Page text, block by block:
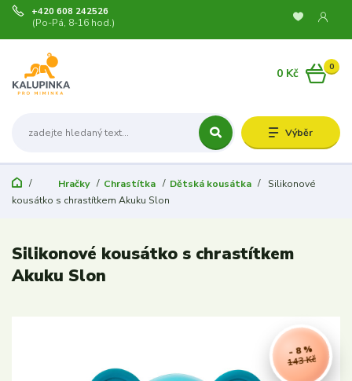
Výběr
+420 608 242526
(Po-Pá, 8-16 hod.)
0
0 Kč
Hračky Chrastítka Dětská kousátka
Silikonové
kousátko s chrastítkem Akuku Slon
Silikonové kousátko s chrastítkem
Akuku Slon
143 Kč
- 8 %